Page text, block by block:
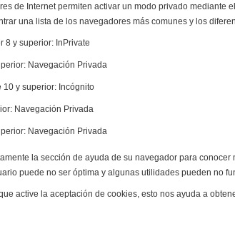
de Internet permiten activar un modo privado mediante
una lista de los navegadores más comunes y los
8 y superior: InPrivate
Navegación Privada
10 y superior: Incógnito
Navegación Privada
Navegación Privada
la sección de ayuda de su navegador para
puede no ser óptima y algunas utilidades pueden no
active la aceptación de cookies, esto nos ayuda a